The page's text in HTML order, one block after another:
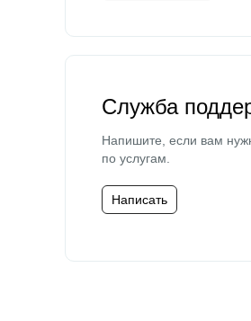
Служба
Напишите, если вам
по услугам.
Написать